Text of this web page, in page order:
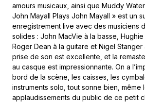
amours musicaux, ainsi que Muddy
John Mayall Plays John Mayall » est un
enregistrement live avec des musiciens
solides : John MacVie à la basse, Hughie
Roger Dean à la guitare et Nigel Stanger
prise de son est excellente, et la
au casque est impressionnante. On a
bord de la scène, les caisses, les
instruments solo, tout sonne bien, même
applaudissements du public de ce petit